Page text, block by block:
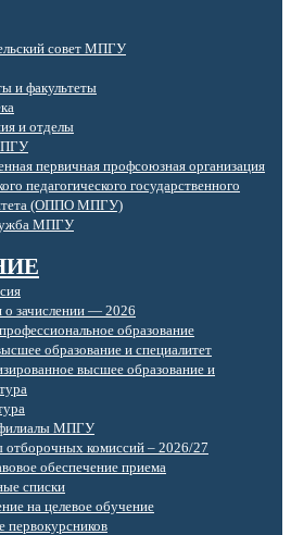
совет МПГУ
и факультеты
и отделы
первичная профсоюзная организация
педагогического государственного
(ОППО МПГУ)
МПГУ
о зачислении — 2026
образование
образование и специалитет
высшее образование и
МПГУ
отборочных комиссий – 2026/27
обеспечение приема
списки
на целевое обучение
первокурсников